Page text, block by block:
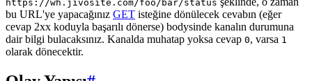
https://wh.jivosite.com/foo/bar/status
bu URL'ye yapacağınız GET isteğine dönülecek cevabın (eğer
cevap 2xx koduyla başarılı dönerse) bodysinde kanalın durumuna
dair bilgi bulacaksınız. Kanalda muhatap yoksa cevap 0, varsa 1
olarak dönecektir.